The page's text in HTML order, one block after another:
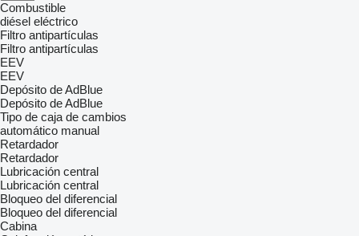
Combustible
diésel eléctrico
Filtro antipartículas
Filtro antipartículas
EEV
EEV
Depósito de AdBlue
Depósito de AdBlue
Tipo de caja de cambios
automático manual
Retardador
Retardador
Lubricación central
Lubricación central
Bloqueo del diferencial
Bloqueo del diferencial
Cabina